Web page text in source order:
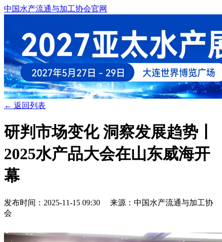
中国水产流通与加工协会官网
← 返回列表
研判市场变化 洞察发展趋势丨
2025水产品大会在山东威海开
幕
发布时间：2025-11-15 09:30 来源：中国水产流通与加工协
会